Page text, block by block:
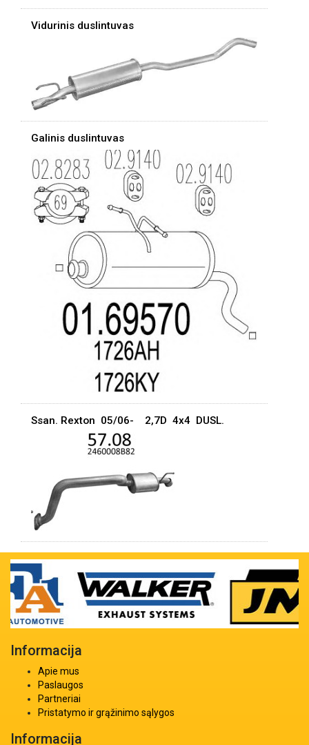
Vidurinis duslintuvas
Galinis duslintuvas
Ssan. Rexton 05/06- 2,7D 4x4 DUSL.
Informacija
Apie mus
Paslaugos
Partneriai
Pristatymo ir grąžinimo sąlygos
Informacija